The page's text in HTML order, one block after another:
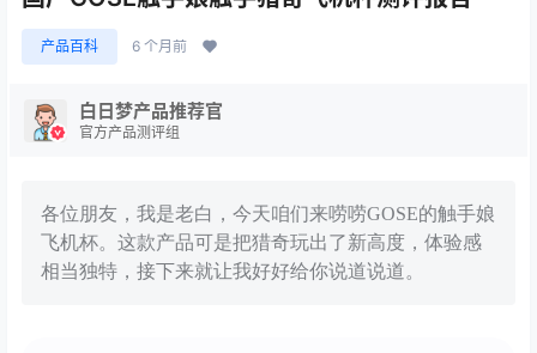
产品百科 6 个月前
白日梦产品推荐官
官方产品测评组
各位朋友，我是老白，今天咱们来唠唠GOSE的触手娘
飞机杯。这款产品可是把猎奇玩出了新高度，体验感
相当独特，接下来就让我好好给你说道说道。